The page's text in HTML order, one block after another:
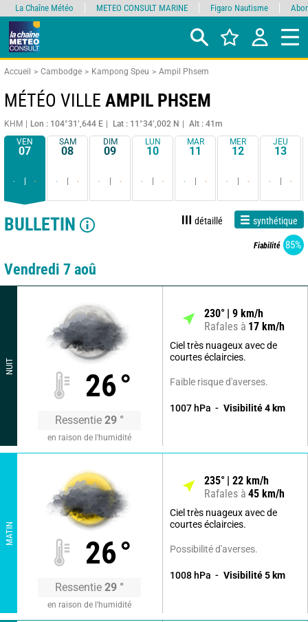
Accueil Cambodge Kampong Speu Ampil Phsem
MÉTÉO VILLE AMPIL PHSEM
KHM Lon : 104°31’,644 E Lat : 11°34’,002 N
Alt : 41m
VEN
07
- -
SAM
08
- -
DIM
09
- -
LUN
10
- -
MAR
11
- -
MER
12
- -
JEU
13
- -
BULLETIN détaillé synthétique
Fiabilité 85%
Vendredi 7 aoû
NUIT
26°
Ressentie 29 °
en raison de l'humidité
230° 9 km/h
Rafales à 17 km/h
Ciel très nuageux avec de
courtes éclaircies.
Faible risque d'averses.
1007 hPa Visibilité 4 km
MATIN
26°
Ressentie 29 °
en raison de l'humidité
235° 22 km/h
Rafales à 45 km/h
Ciel très nuageux avec de
courtes éclaircies.
Possibilité d'averses.
1008 hPa Visibilité 5 km
La Chaîne Météo METEO CONSULT MARINE Figaro Nautisme